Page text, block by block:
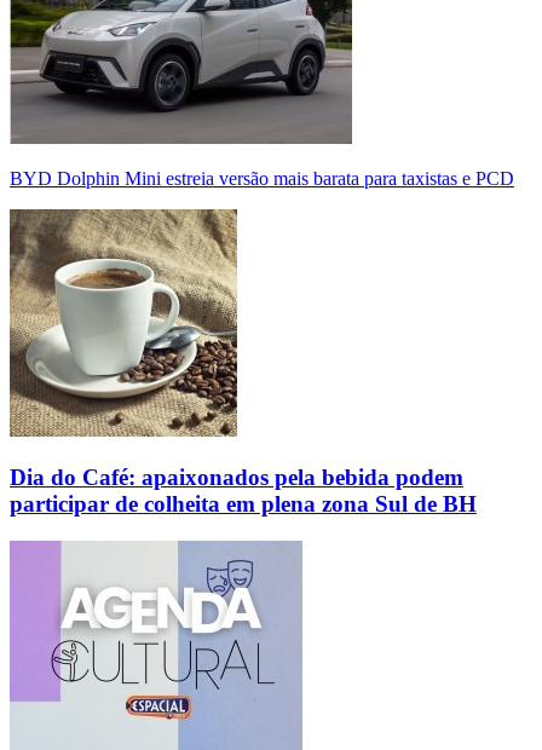
BYD Dolphin Mini estreia versão mais barata para taxistas e PCD
Dia do Café: apaixonados pela bebida podem
participar de colheita em plena zona Sul de BH